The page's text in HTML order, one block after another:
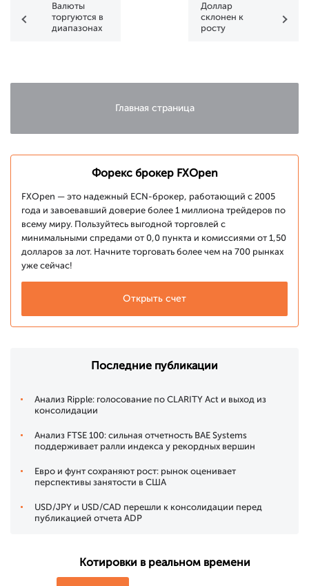
Валюты
торгуются в
диапазонах
Доллар
склонен к
росту
Главная страница
Форекс брокер FXOpen
FXOpen — это надежный ECN-брокер, работающий с 2005
года и завоевавший доверие более 1 миллиона трейдеров по
всему миру. Пользуйтесь выгодной торговлей с
минимальными спредами от 0,0 пункта и комиссиями от 1,50
долларов за лот. Начните торговать более чем на 700 рынках
уже сейчас!
Открыть счет
Последние публикации
Анализ Ripple: голосование по CLARITY Act и выход из
консолидации
Анализ FTSE 100: сильная отчетность BAE Systems
поддерживает ралли индекса у рекордных вершин
Евро и фунт сохраняют рост: рынок оценивает
перспективы занятости в США
USD/JPY и USD/CAD перешли к консолидации перед
публикацией отчета ADP
Котировки в реальном времени